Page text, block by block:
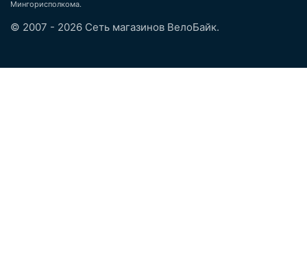
Мингорисполкома.
© 2007 - 2026 Сеть магазинов ВелоБайк.